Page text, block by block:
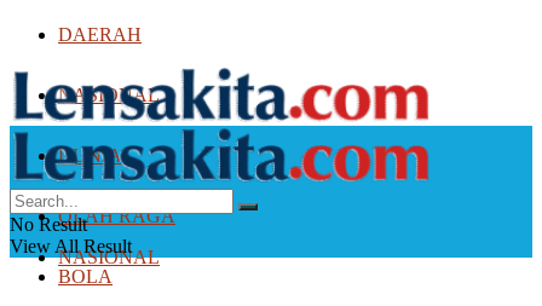
DAERAH
NASIONAL
DUNIA
OLAH RAGA
BOLA
DAERAH
NASIONAL
No Result
View All Result